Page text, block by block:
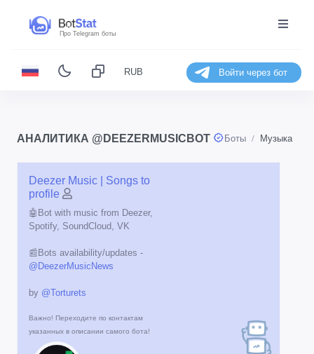
Про Telegram боты
RUB Войти через бот
АНАЛИТИКА @DEEZERMUSICBOT Боты Музыка
Deezer Music | Songs to
profile
🤖Bot with music from Deezer,
Spotify, SoundCloud, VK
📰Bots availability/updates -
@DeezerMusicNews
by @Torturets
Важно! Переходите по контактам
указанных в описании самого бота!